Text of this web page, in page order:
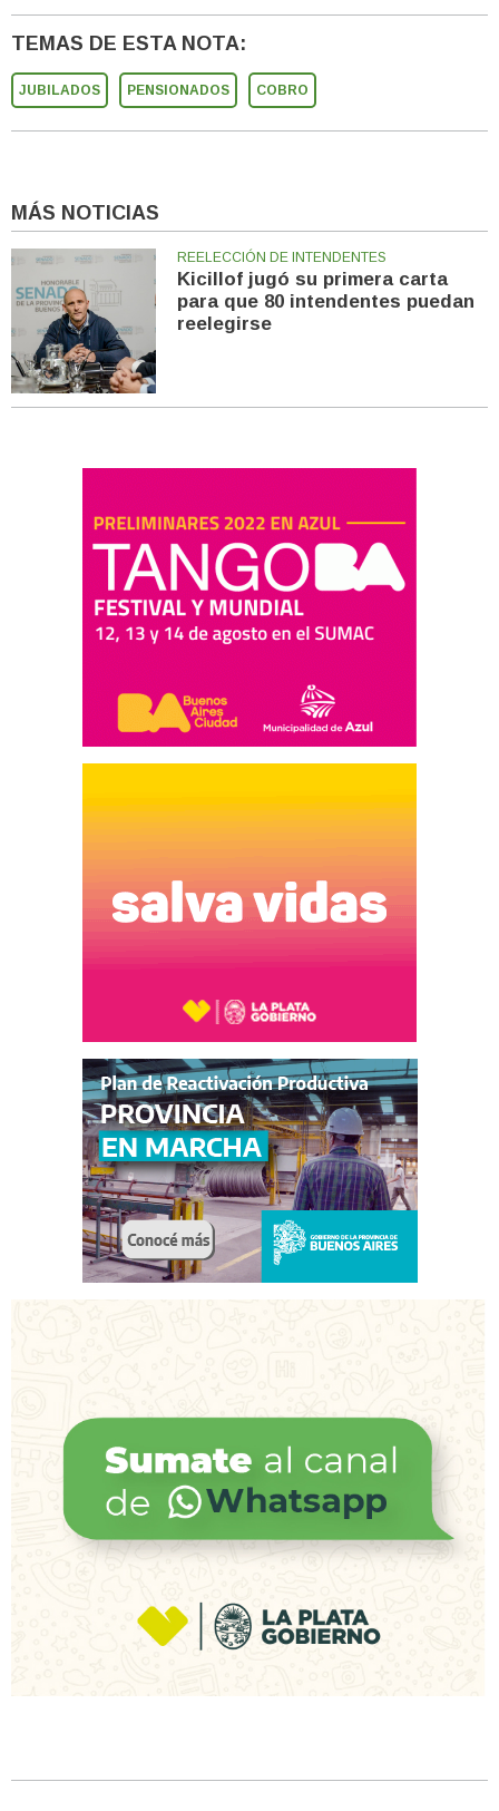
TEMAS DE ESTA NOTA:
JUBILADOS PENSIONADOS COBRO
MÁS NOTICIAS
REELECCIÓN DE INTENDENTES
Kicillof jugó su primera carta
para que 80 intendentes puedan
reelegirse